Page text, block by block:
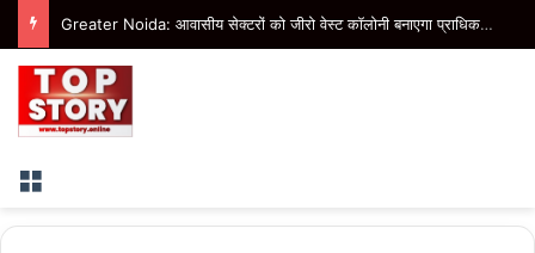
Greater Noida: आवासीय सेक्टरों को जीरो वेस्ट कॉलोनी बनाएगा प्राधिकरण, बीटा-1 में तैयार हो रहा मॉडल
Menu